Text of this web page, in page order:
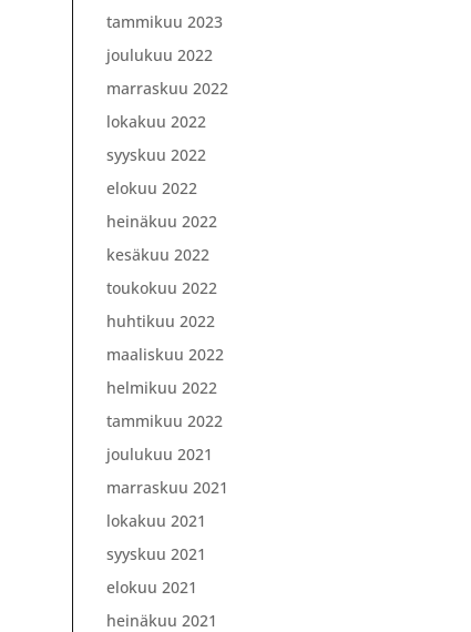
tammikuu 2023
joulukuu 2022
marraskuu 2022
lokakuu 2022
syyskuu 2022
elokuu 2022
heinäkuu 2022
kesäkuu 2022
toukokuu 2022
huhtikuu 2022
maaliskuu 2022
helmikuu 2022
tammikuu 2022
joulukuu 2021
marraskuu 2021
lokakuu 2021
syyskuu 2021
elokuu 2021
heinäkuu 2021